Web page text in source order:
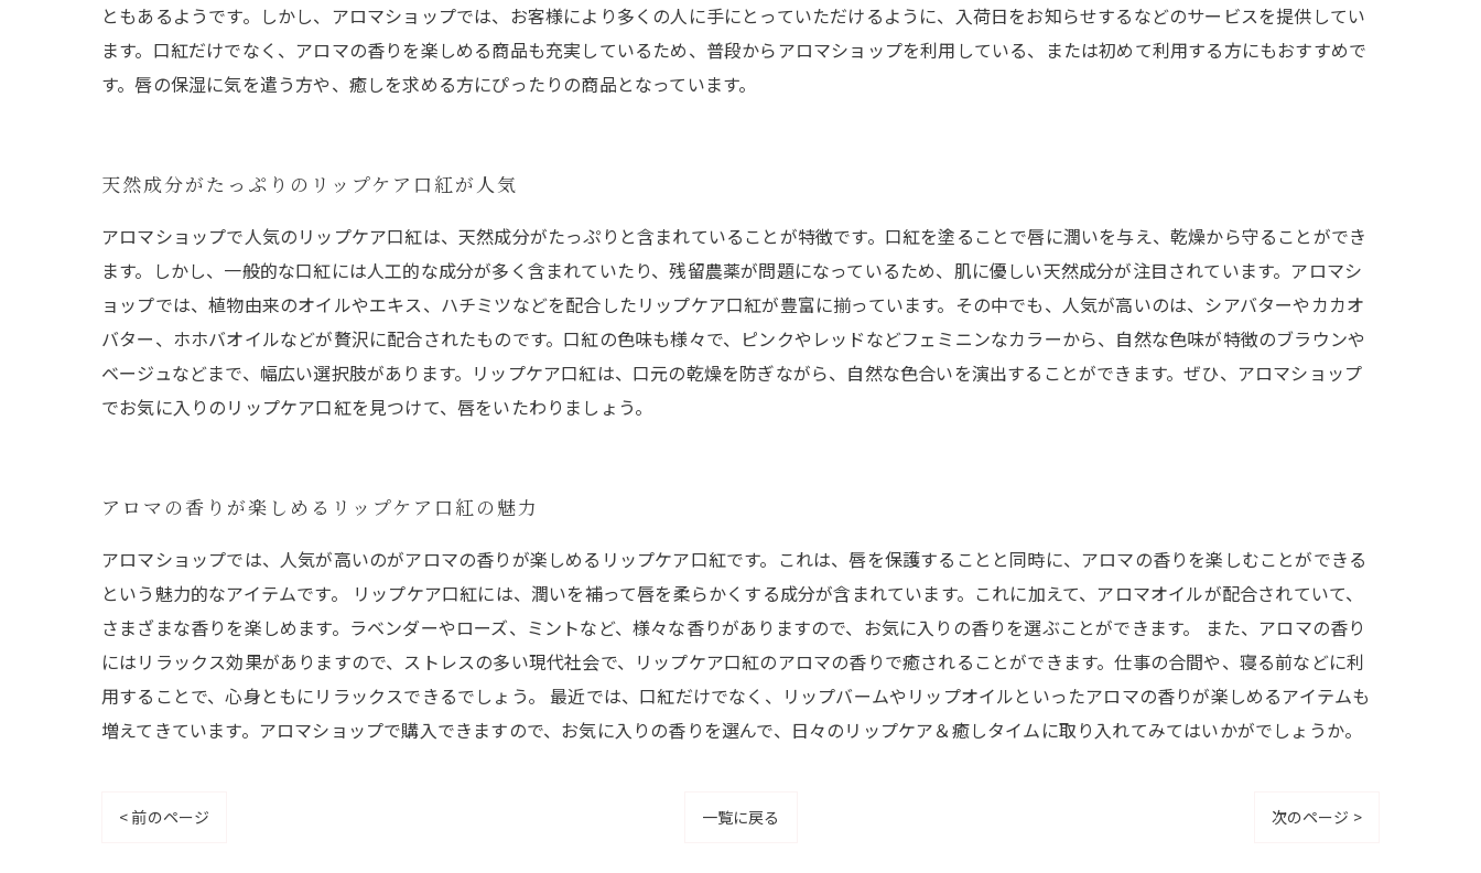
ともあるようです。しかし、アロマショップでは、お客様により多くの人に手にとっていただけるように、入荷日をお知らせするなどのサービスを提供してい
ます。口紅だけでなく、アロマの香りを楽しめる商品も充実しているため、普段からアロマショップを利用している、または初めて利用する方にもおすすめで
す。唇の保湿に気を遣う方や、癒しを求める方にぴったりの商品となっています。
天然成分がたっぷりのリップケア口紅が人気
アロマショップで人気のリップケア口紅は、天然成分がたっぷりと含まれていることが特徴です。口紅を塗ることで唇に潤いを与え、乾燥から守ることができ
ます。しかし、一般的な口紅には人工的な成分が多く含まれていたり、残留農薬が問題になっているため、肌に優しい天然成分が注目されています。アロマシ
ョップでは、植物由来のオイルやエキス、ハチミツなどを配合したリップケア口紅が豊富に揃っています。その中でも、人気が高いのは、シアバターやカカオ
バター、ホホバオイルなどが贅沢に配合されたものです。口紅の色味も様々で、ピンクやレッドなどフェミニンなカラーから、自然な色味が特徴のブラウンや
ベージュなどまで、幅広い選択肢があります。リップケア口紅は、口元の乾燥を防ぎながら、自然な色合いを演出することができます。ぜひ、アロマショップ
でお気に入りのリップケア口紅を見つけて、唇をいたわりましょう。
アロマの香りが楽しめるリップケア口紅の魅力
アロマショップでは、人気が高いのがアロマの香りが楽しめるリップケア口紅です。これは、唇を保護することと同時に、アロマの香りを楽しむことができる
という魅力的なアイテムです。 リップケア口紅には、潤いを補って唇を柔らかくする成分が含まれています。これに加えて、アロマオイルが配合されていて、
さまざまな香りを楽しめます。ラベンダーやローズ、ミントなど、様々な香りがありますので、お気に入りの香りを選ぶことができます。 また、アロマの香り
にはリラックス効果がありますので、ストレスの多い現代社会で、リップケア口紅のアロマの香りで癒されることができます。仕事の合間や、寝る前などに利
用することで、心身ともにリラックスできるでしょう。 最近では、口紅だけでなく、リップバームやリップオイルといったアロマの香りが楽しめるアイテムも
増えてきています。アロマショップで購入できますので、お気に入りの香りを選んで、日々のリップケア＆癒しタイムに取り入れてみてはいかがでしょうか。
< 前のページ 一覧に戻る 次のページ >